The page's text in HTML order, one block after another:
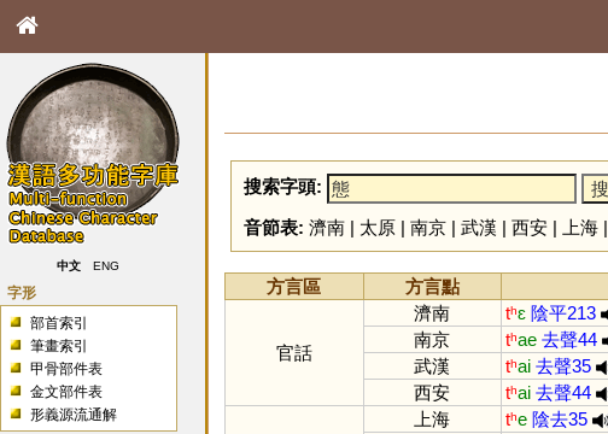
中文 ENG
字形
部首索引
筆畫索引
甲骨部件表
金文部件表
形義源流通解
搜索字頭:
音節表: 濟南| 太原| 南京| 武漢 | 西安| 上海|
方言區 方言點
官話
濟南 tʰɛ 陰平213
南京
tʰae 去聲44
武漢
tʰai 去聲35
西安
tʰai 去聲44
上海 tʰe 陰去35